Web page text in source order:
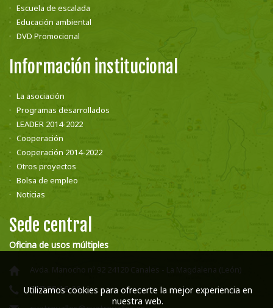
Escuela de escalada
Educación ambiental
DVD Promocional
Información institucional
La asociación
Programas desarrollados
LEADER 2014-2022
Cooperación
Cooperación 2014-2022
Otros proyectos
Bolsa de empleo
Noticias
Sede central
Oficina de usos múltiples
Avda. Manocho nº 92 24120 Canales - La Magdalena (León)
987 58 16 66
Utilizamos cookies para ofrecerte la mejor experiencia en
nuestra web.